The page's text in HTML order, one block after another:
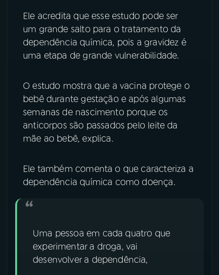
TikTok
Ele acredita que esse estudo pode ser
um grande salto para o tratamento da
dependência química, pois a gravidez é
uma etapa de grande vulnerabilidade.
O estudo mostra que a vacina protege o
bebê durante gestação e após algumas
semanas de nascimento porque os
anticorpos são passados pelo leite da
mãe ao bebê, explica.
Ele também comenta o que caracteriza a
dependência química como doença.
Uma pessoa em cada quatro que
experimentar a droga, vai
desenvolver a dependência,